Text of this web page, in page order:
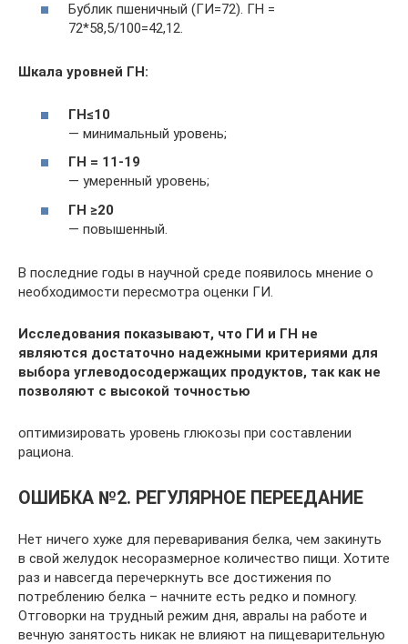
Бублик пшеничный (ГИ=72). ГН =
72*58,5/100=42,12.
Шкала уровней ГН:
ГН≤10
— минимальный уровень;
ГН = 11-19
— умеренный уровень;
ГН ≥20
— повышенный.
В последние годы в научной среде появилось мнение о
необходимости пересмотра оценки ГИ.
Исследования показывают, что ГИ и ГН не
являются достаточно надежными критериями для
выбора углеводосодержащих продуктов, так как не
позволяют с высокой точностью
оптимизировать уровень глюкозы при составлении
рациона.
ОШИБКА №2. РЕГУЛЯРНОЕ ПЕРЕЕДАНИЕ
Нет ничего хуже для переваривания белка, чем закинуть
в свой желудок несоразмерное количество пищи. Хотите
раз и навсегда перечеркнуть все достижения по
потреблению белка – начните есть редко и помногу.
Отговорки на трудный режим дня, авралы на работе и
вечную занятость никак не влияют на пищеварительную